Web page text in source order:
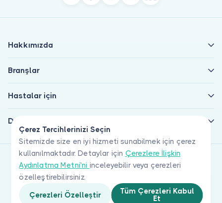
Çerez Tercihlerinizi Seçin
Sitemizde size en iyi hizmeti sunabilmek için çerez
kullanılmaktadır. Detaylar için Çerezlere İlişkin
Aydınlatma Metni'ni inceleyebilir veya çerezleri
özelleştirebilirsiniz.
Çerezleri Özelleştir
Tüm Çerezleri Kabul
Et
Hakkımızda
Branşlar
Hastalar için
Doktorlar için